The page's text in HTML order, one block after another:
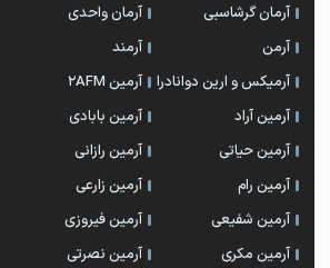
آرمان گرشاسبی
آرمان واحدی
آرمن
آرمند
آرمیکس و ارین دوانادرا
آرمین 2AFM
آرمین آراد
آرمین بابادی
آرمین حیاتی
آرمین رازانی
آرمین رام
آرمین زارعی
آرمین شفیعی
آرمین فیروزی
آرمین مکری
آرمین نصرتی